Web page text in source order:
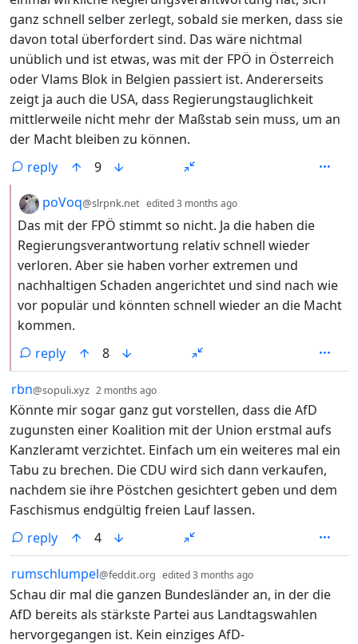
ganz schnell selber zerlegt, sobald sie merken, dass sie
davon total überfordert sind. Das wäre nichtmal
unüblich und ist etwas, was mit der FPÖ in Österreich
oder Vlams Blok in Belgien passiert ist. Andererseits
zeigt ja auch die USA, dass Regierungstauglichkeit
mittlerweile nicht mehr der Maßstab sein muss, um an
der Macht bleiben zu können.
reply
9
by
poVoq@slrpnk.net edited3 months ago
Das mit der FPÖ stimmt so nicht. Ja die haben die
Regierungsverantwortung relativ schnell wieder
verloren. Aber sie haben vorher extremen und
nachhaltigen Schaden angerichtet und sind nach wie
vor populär und könnten schnell wieder an die Macht
kommen.
reply
8
by
rbn@sopuli.xyz 2 months ago
Könnte mir sogar ganz gut vorstellen, dass die AfD
zugunsten einer Koalition mit der Union erstmal aufs
Kanzleramt verzichtet. Einfach um ein weiteres mal ein
Tabu zu brechen. Die CDU wird sich dann verkaufen,
nachdem sie ihre Pöstchen gesichtert geben und dem
Faschismus endgültig freien Lauf lassen.
reply
4
by
rumschlumpel@feddit.org edited3 months ago
Schau dir mal die ganzen Bundesländer an, in der die
AfD bereits als stärkste Partei aus Landtagswahlen
hervorgegangen ist. Kein einziges AfD-